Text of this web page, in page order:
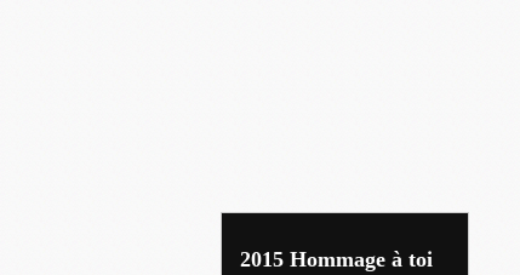
charb
2015 Hommage à toi